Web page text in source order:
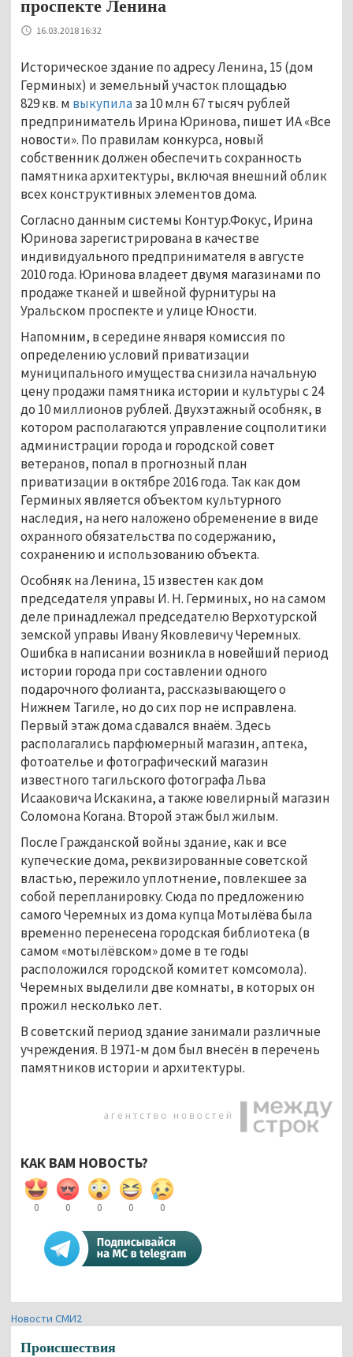
проспекте Ленина
16.03.2018 16:32
Историческое здание по адресу Ленина, 15 (дом
Герминых) и земельный участок площадью
829 кв. м выкупилаза 10 млн 67 тысяч рублей
предприниматель Ирина Юринова, пишет ИА «Все
новости». По правилам конкурса, новый
собственник должен обеспечить сохранность
памятника архитектуры, включая внешний облик
всех конструктивных элементов дома.
Согласно данным системы Контур.Фокус, Ирина
Юринова зарегистрирована в качестве
индивидуального предпринимателя в августе
2010 года. Юринова владеет двумя магазинами по
продаже тканей и швейной фурнитуры на
Уральском проспекте и улице Юности.
Напомним, в середине января комиссия по
определению условий приватизации
муниципального имущества снизила начальную
цену продажи памятника истории и культуры с 24
до 10 миллионов рублей. Двухэтажный особняк, в
котором располагаются управление соцполитики
администрации города и городской совет
ветеранов, попал в прогнозный план
приватизации в октябре 2016 года. Так как дом
Герминых является объектом культурного
наследия, на него наложено обременение в виде
охранного обязательства по содержанию,
сохранению и использованию объекта.
Особняк на Ленина, 15 известен как дом
председателя управы И. Н. Герминых, но на самом
деле принадлежал председателю Верхотурской
земской управы Ивану Яковлевичу Черемных.
Ошибка в написании возникла в новейший период
истории города при составлении одного
подарочного фолианта, рассказывающего о
Нижнем Тагиле, но до сих пор не исправлена.
Первый этаж дома сдавался внаём. Здесь
располагались парфюмерный магазин, аптека,
фотоателье и фотографический магазин
известного тагильского фотографа Льва
Исааковича Искакина, а также ювелирный магазин
Соломона Когана. Второй этаж был жилым.
После Гражданской войны здание, как и все
купеческие дома, реквизированные советской
властью, пережило уплотнение, повлекшее за
собой перепланировку. Сюда по предложению
самого Черемных из дома купца Мотылёва была
временно перенесена городская библиотека (в
самом «мотылёвском» доме в те годы
расположился городской комитет комсомола).
Черемных выделили две комнаты, в которых он
прожил несколько лет.
В советский период здание занимали различные
учреждения. В 1971-м дом был внесён в перечень
памятников истории и архитектуры.
КАК ВАМ НОВОСТЬ?
0 0 0 0 0
Новости СМИ2
Происшествия